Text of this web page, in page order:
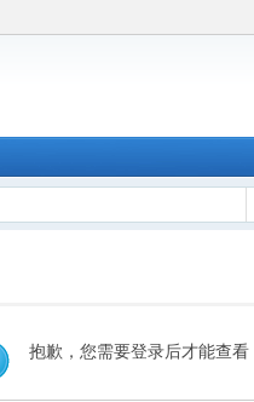
抱歉，您需要登录后才能查看